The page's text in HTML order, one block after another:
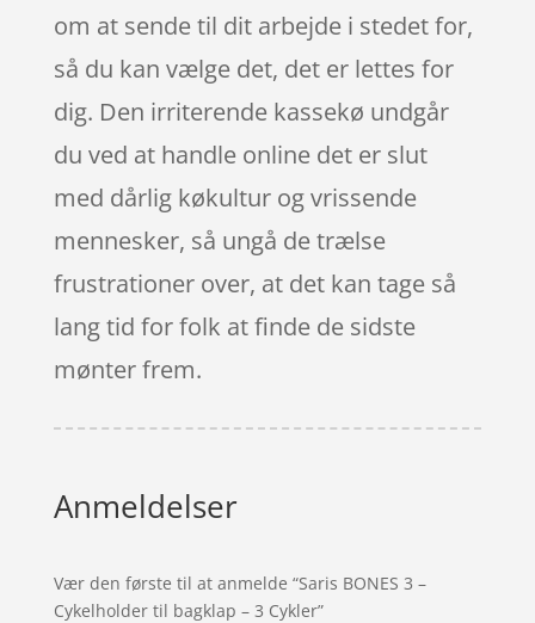
om at sende til dit arbejde i stedet for,
så du kan vælge det, det er lettes for
dig. Den irriterende kassekø undgår
du ved at handle online det er slut
med dårlig køkultur og vrissende
mennesker, så ungå de trælse
frustrationer over, at det kan tage så
lang tid for folk at finde de sidste
mønter frem.
Anmeldelser
Vær den første til at anmelde “Saris BONES 3 –
Cykelholder til bagklap – 3 Cykler”